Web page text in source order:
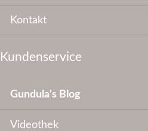
Kontakt
Kundenservice
Gundula's Blog
Videothek